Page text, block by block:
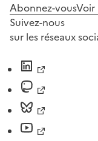
Abonnez-vousVoir
Suivez-nous
sur les réseaux